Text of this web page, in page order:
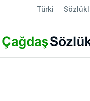
Türki